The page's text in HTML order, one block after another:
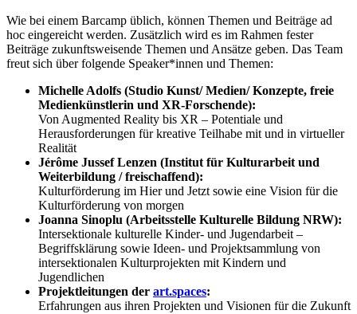
Wie bei einem Barcamp üblich, können Themen und Beiträge ad
hoc eingereicht werden. Zusätzlich wird es im Rahmen fester
Beiträge zukunftsweisende Themen und Ansätze geben. Das Team
freut sich über folgende Speaker*innen und Themen:
Michelle Adolfs (Studio Kunst/ Medien/ Konzepte, freie
Medienkünstlerin und XR-Forschende):
Von Augmented Reality bis XR – Potentiale und
Herausforderungen für kreative Teilhabe mit und in virtueller
Realität
Jérôme Jussef Lenzen (Institut für Kulturarbeit und
Weiterbildung / freischaffend):
Kulturförderung im Hier und Jetzt sowie eine Vision für die
Kulturförderung von morgen
Joanna Sinoplu (Arbeitsstelle Kulturelle Bildung NRW):
Intersektionale kulturelle Kinder- und Jugendarbeit –
Begriffsklärung sowie Ideen- und Projektsammlung von
intersektionalen Kulturprojekten mit Kindern und
Jugendlichen
Projektleitungen der art.spaces:
Erfahrungen aus ihren Projekten und Visionen für die Zukunft